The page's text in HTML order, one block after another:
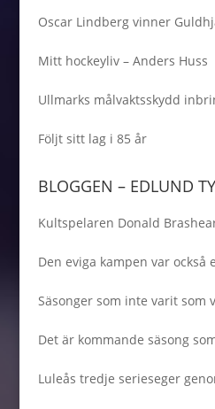
Oscar Lindberg vinner
Mitt hockeyliv – Anders Huss
Ullmarks målvaktsskydd
Följt sitt lag i 85 år
BLOGGEN – EDLUND
Kultspelaren Donald
Den eviga kampen var också
Säsonger som inte varit som
Det är kommande säsong
Luleås tredje serieseger